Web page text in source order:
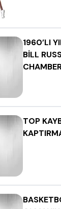
1960’LI
BİLL
TOP